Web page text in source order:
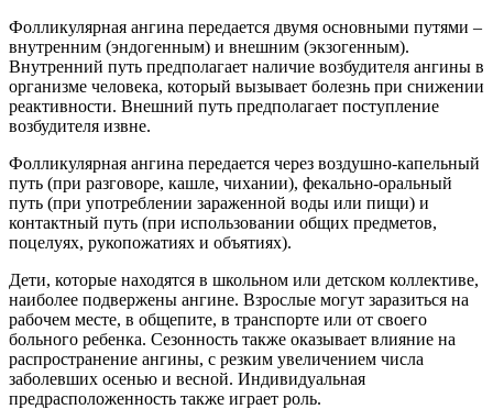
Фолликулярная ангина передается двумя основными путями –
внутренним (эндогенным) и внешним (экзогенным).
Внутренний путь предполагает наличие возбудителя ангины в
организме человека, который вызывает болезнь при снижении
реактивности. Внешний путь предполагает поступление
возбудителя извне.
Фолликулярная ангина передается через воздушно-капельный
путь (при разговоре, кашле, чихании), фекально-оральный
путь (при употреблении зараженной воды или пищи) и
контактный путь (при использовании общих предметов,
поцелуях, рукопожатиях и объятиях).
Дети, которые находятся в школьном или детском коллективе,
наиболее подвержены ангине. Взрослые могут заразиться на
рабочем месте, в общепите, в транспорте или от своего
больного ребенка. Сезонность также оказывает влияние на
распространение ангины, с резким увеличением числа
заболевших осенью и весной. Индивидуальная
предрасположенность также играет роль.